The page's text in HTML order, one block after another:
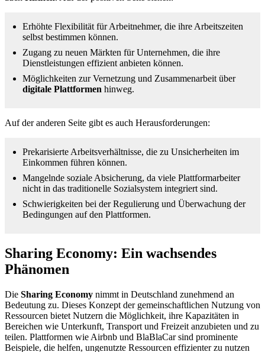
Erhöhte Flexibilität für Arbeitnehmer, die ihre Arbeitszeiten
selbst bestimmen können.
Zugang zu neuen Märkten für Unternehmen, die ihre
Dienstleistungen effizient anbieten können.
Möglichkeiten zur Vernetzung und Zusammenarbeit über
digitale Plattformen hinweg.
Auf der anderen Seite gibt es auch Herausforderungen:
Prekarisierte Arbeitsverhältnisse, die zu Unsicherheiten im
Einkommen führen können.
Mangelnde soziale Absicherung, da viele Plattformarbeiter
nicht in das traditionelle Sozialsystem integriert sind.
Schwierigkeiten bei der Regulierung und Überwachung der
Bedingungen auf den Plattformen.
Sharing Economy: Ein wachsendes
Phänomen
Die Sharing Economy nimmt in Deutschland zunehmend an
Bedeutung zu. Dieses Konzept der gemeinschaftlichen Nutzung von
Ressourcen bietet Nutzern die Möglichkeit, ihre Kapazitäten in
Bereichen wie Unterkunft, Transport und Freizeit anzubieten und zu
teilen. Plattformen wie Airbnb und BlaBlaCar sind prominente
Beispiele, die helfen, ungenutzte Ressourcen effizienter zu nutzen